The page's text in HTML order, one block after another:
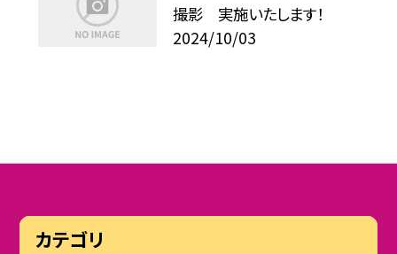
撮影 実施いたします！
2024/10/03
カテゴリ